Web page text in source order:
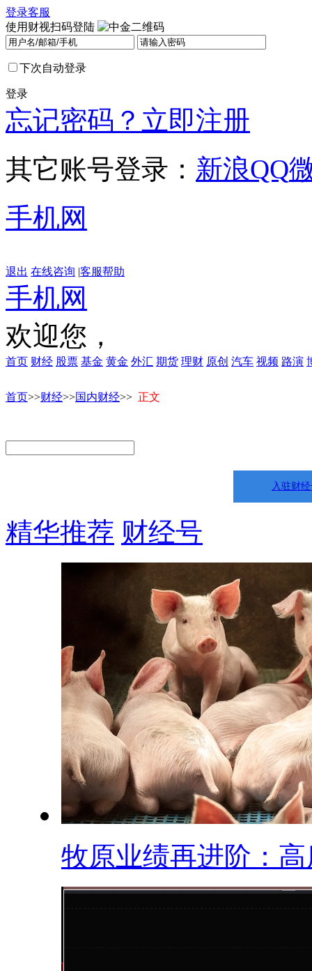
登录客服
使用财视扫码登陆
下次自动登录
登录
忘记密码？ 立即注册
其它账号登录： 新浪QQ
手机网
退出 在线咨询 |客服帮助
手机网
欢迎您，
首页 财经 股票 基金 黄金 外汇 期货 理财 原创 汽车 视频 路演
首页>>财经>>国内财经>> 正文
入驻财
精华推荐 财经号
牧原业绩再进阶：高